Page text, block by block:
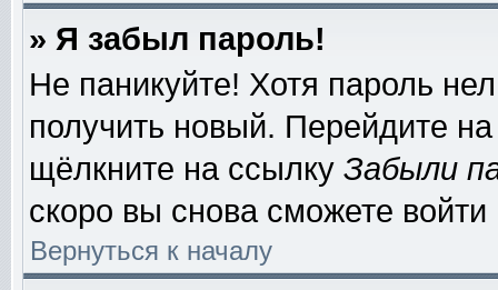
» Я забыл пароль!
Не паникуйте! Хотя пароль
получить новый. Перейдите
щёлкните на ссылку Забыли
скоро вы снова сможете
Вернуться к началу